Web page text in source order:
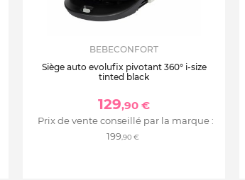
BEBECONFORT
Siège auto evolufix pivotant 360° i-size
tinted black
129,90 €
Prix de vente conseillé par la marque :
199,90 €